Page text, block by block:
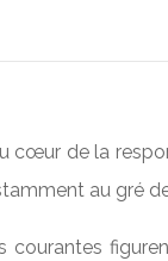
cœur de la
au gré
courantes